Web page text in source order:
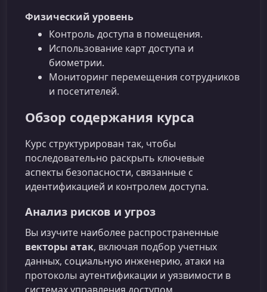
Физический уровень
Контроль доступа в помещения.
Использование карт доступа и
биометрии.
Мониторинг перемещения сотрудников
и посетителей.
Обзор содержания курса
Курс структурирован так, чтобы
последовательно раскрыть ключевые
аспекты безопасности, связанные с
идентификацией и контролем доступа.
Анализ рисков и угроз
Вы изучите наиболее распространенные
векторы атак, включая подбор учетных
данных, социальную инженерию, атаки на
протоколы аутентификации и уязвимости в
системах управления доступом.